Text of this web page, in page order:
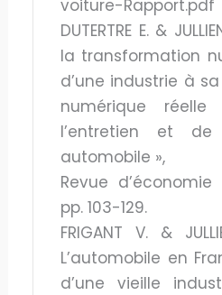
voiture-Rapport.pdf
DUTERTRE E. &
la transformation
d’une industrie à
numérique
l’entretien et
automobile »,
Revue d’économie
pp. 103-129.
FRIGANT V. &
L’automobile en
d’une vieille